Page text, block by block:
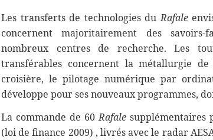
Les transferts de technologies duRafale
concernent majoritairement des
nombreux centres de recherche. Les
transférables concernent la métallurgie
croisière, le pilotage numérique par
développe pour ses nouveaux programmes,
La commande de 60Rafalesupplémentaires
(loi de finance 2009) , livrés avec le radar